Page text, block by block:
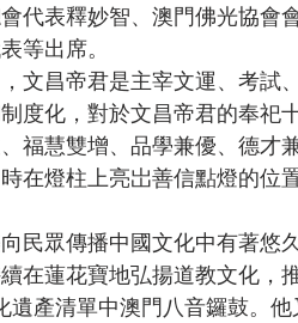
代表釋妙智、澳門佛光協會
等出席。
文昌帝君是主宰文運、考試
度化，對於文昌帝君的奉祀
福慧雙增、品學兼優、德才
在燈柱上亮岀善信點燈的位
民眾傳播中國文化中有著悠
在蓮花寶地弘揚道教文化，
產清單中澳門八音鑼鼓。